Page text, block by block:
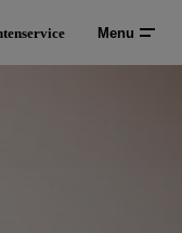
Menu